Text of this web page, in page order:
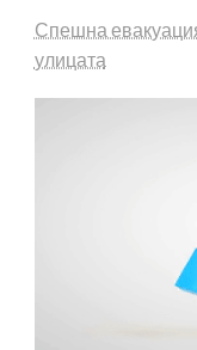
Спешна
улицата